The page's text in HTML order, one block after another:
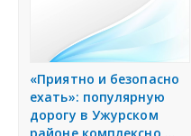
«Приятно и безопасно
ехать»: популярную
дорогу в Ужурском